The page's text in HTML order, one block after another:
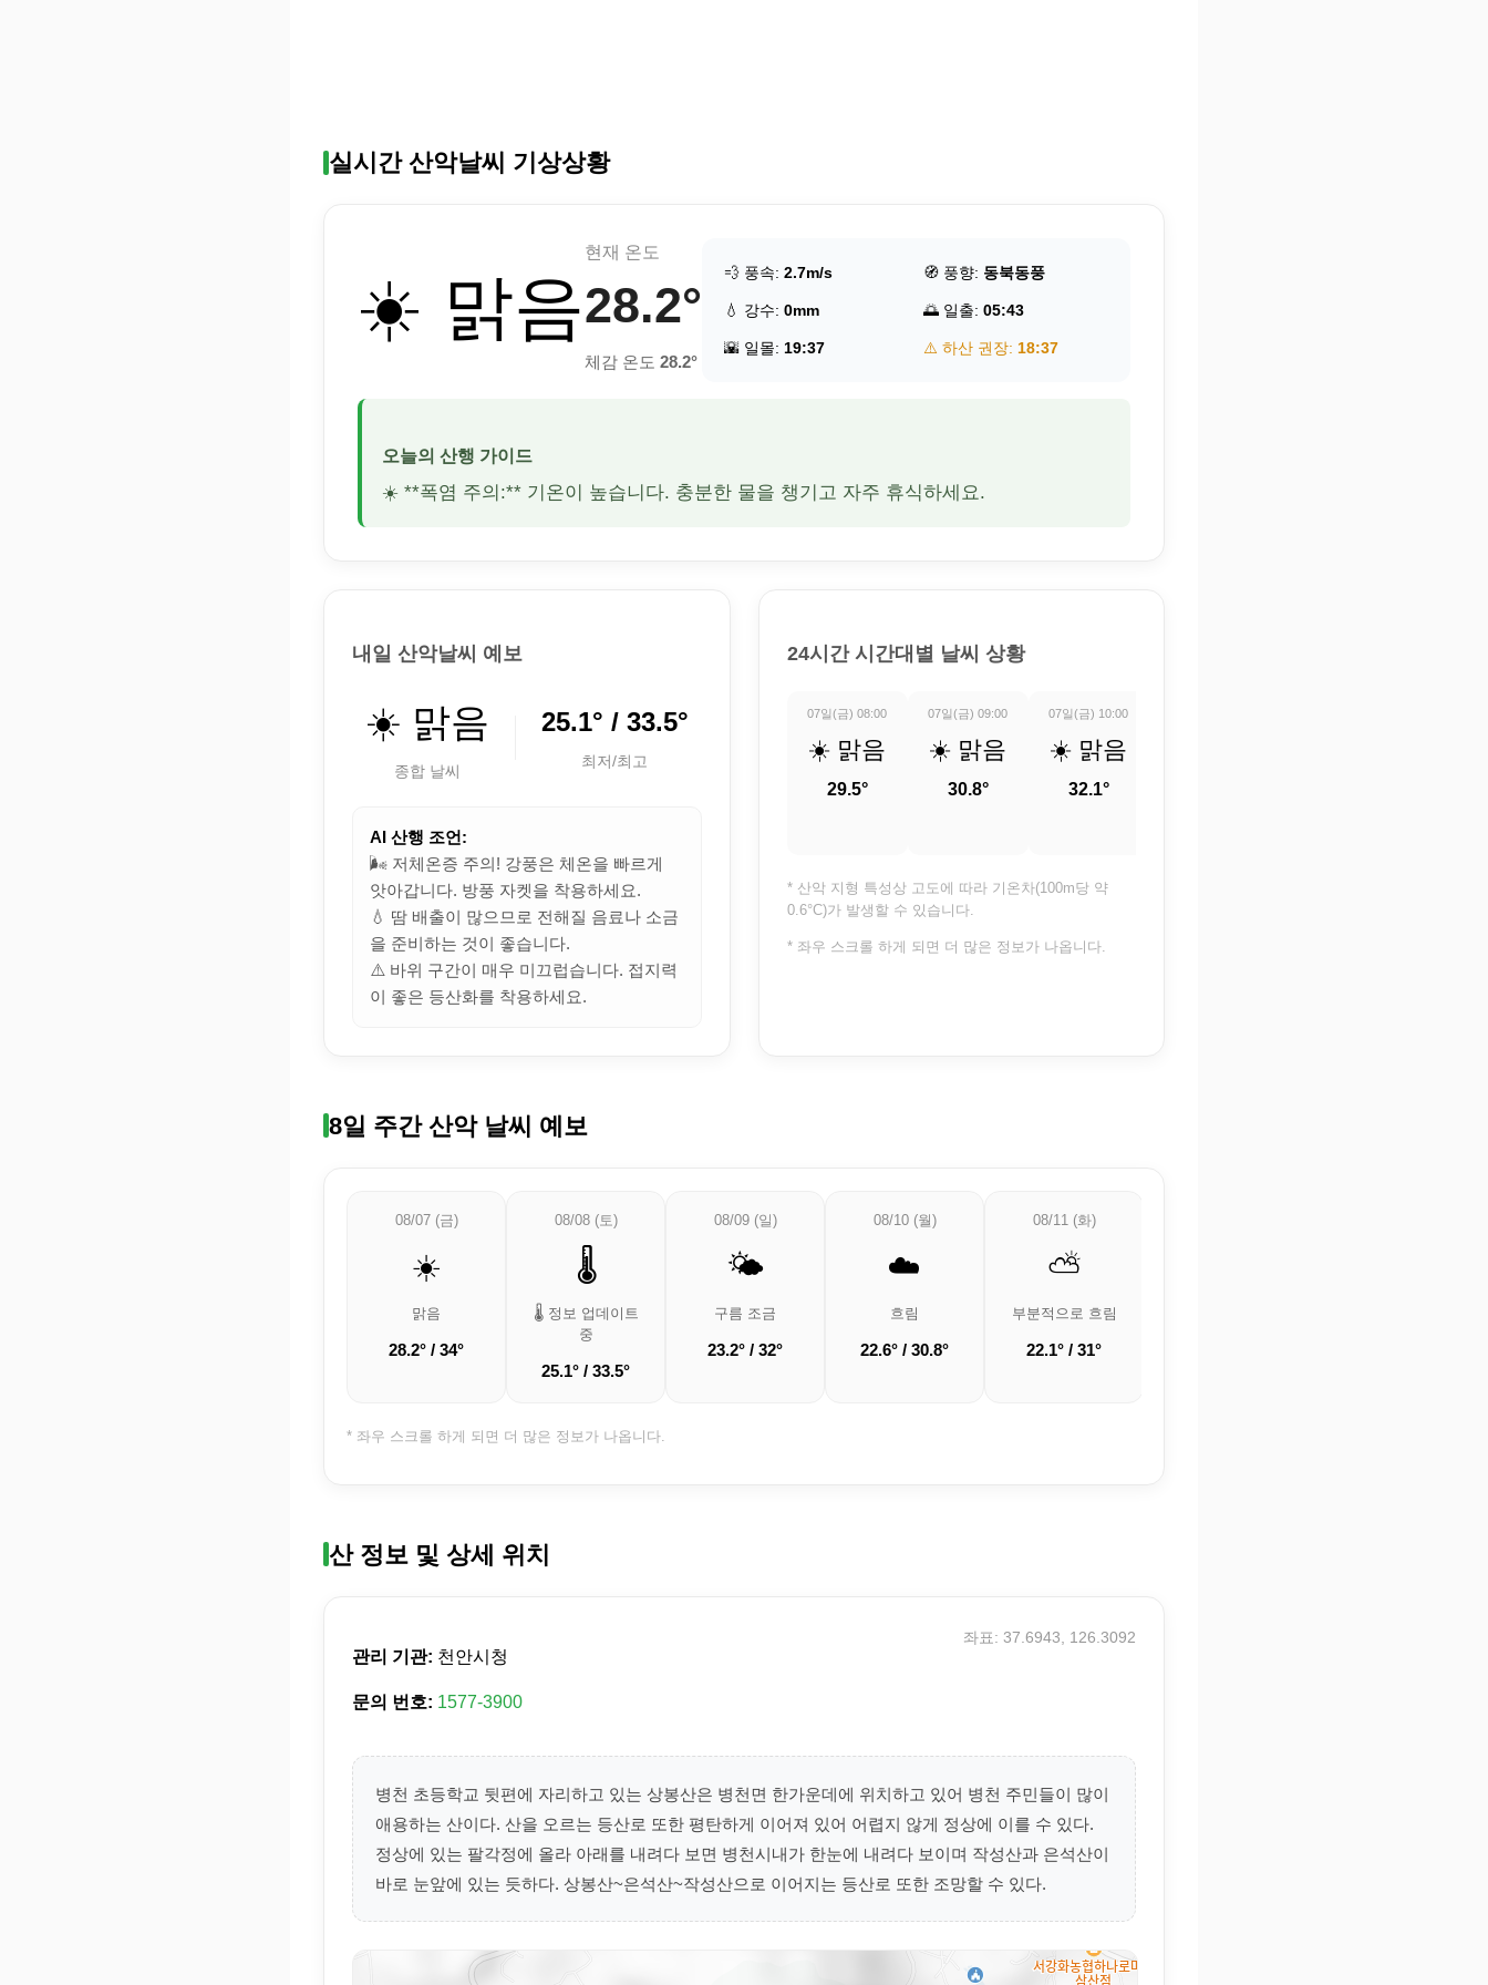
실시간 산악날씨 기상상황
☀️ 맑음
현재 온도
28.2°
체감 온도 28.2°
💨 풍속: 2.7m/s 🧭 풍향: 동북동풍
💧 강수: 0mm 🌅 일출: 05:43
🌇 일몰: 19:37 ⚠️ 하산 권장: 18:37
오늘의 산행 가이드
☀️ **폭염 주의:** 기온이 높습니다. 충분한 물을 챙기고 자주 휴식하세요.
내일 산악날씨 예보
☀️ 맑음
종합 날씨
25.1° / 33.5°
최저/최고
AI 산행 조언:
🌬️ 저체온증 주의! 강풍은 체온을 빠르게
앗아갑니다. 방풍 자켓을 착용하세요.
💧 땀 배출이 많으므로 전해질 음료나 소금
을 준비하는 것이 좋습니다.
⚠️ 바위 구간이 매우 미끄럽습니다. 접지력
이 좋은 등산화를 착용하세요.
24시간 시간대별 날씨 상황
07일(금) 08:00
☀️ 맑음
29.5°
07일(금) 09:00
☀️ 맑음
30.8°
07일(금) 10:00
☀️ 맑음
32.1°
* 산악 지형 특성상 고도에 따라 기온차(100m당 약
0.6°C)가 발생할 수 있습니다.
* 좌우 스크롤 하게 되면 더 많은 정보가 나옵니다.
8일 주간 산악 날씨 예보
08/07 (금)
☀️
맑음
28.2° / 34°
08/08 (토)
🌡️
🌡️ 정보 업데이트
중
25.1° / 33.5°
08/09 (일)
🌤️
구름 조금
23.2° / 32°
08/10 (월)
☁️
흐림
22.6° / 30.8°
08/11 (화)
⛅
부분적으로 흐림
22.1° / 31°
* 좌우 스크롤 하게 되면 더 많은 정보가 나옵니다.
산 정보 및 상세 위치
관리 기관: 천안시청
문의 번호: 1577-3900
좌표: 37.6943, 126.3092
병천 초등학교 뒷편에 자리하고 있는 상봉산은 병천면 한가운데에 위치하고 있어 병천 주민들이 많이
애용하는 산이다. 산을 오르는 등산로 또한 평탄하게 이어져 있어 어렵지 않게 정상에 이를 수 있다.
정상에 있는 팔각정에 올라 아래를 내려다 보면 병천시내가 한눈에 내려다 보이며 작성산과 은석산이
바로 눈앞에 있는 듯하다. 상봉산~은석산~작성산으로 이어지는 등산로 또한 조망할 수 있다.